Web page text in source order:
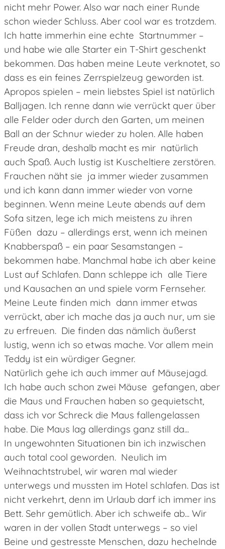
nicht mehr Power. Also war nach einer Runde
schon wieder Schluss. Aber cool war es trotzdem.
Ich hatte immerhin eine echte Startnummer –
und habe wie alle Starter ein T-Shirt geschenkt
bekommen. Das haben meine Leute verknotet, so
dass es ein feines Zerrspielzeug geworden ist.
Apropos spielen – mein liebstes Spiel ist natürlich
Balljagen. Ich renne dann wie verrückt quer über
alle Felder oder durch den Garten, um meinen
Ball an der Schnur wieder zu holen. Alle haben
Freude dran, deshalb macht es mir natürlich
auch Spaß. Auch lustig ist Kuscheltiere zerstören.
Frauchen näht sie ja immer wieder zusammen
und ich kann dann immer wieder von vorne
beginnen. Wenn meine Leute abends auf dem
Sofa sitzen, lege ich mich meistens zu ihren
Füßen dazu – allerdings erst, wenn ich meinen
Knabberspaß – ein paar Sesamstangen –
bekommen habe. Manchmal habe ich aber keine
Lust auf Schlafen. Dann schleppe ich alle Tiere
und Kausachen an und spiele vorm Fernseher.
Meine Leute finden mich dann immer etwas
verrückt, aber ich mache das ja auch nur, um sie
zu erfreuen. Die finden das nämlich äußerst
lustig, wenn ich so etwas mache. Vor allem mein
Teddy ist ein würdiger Gegner.
Natürlich gehe ich auch immer auf Mäusejagd.
Ich habe auch schon zwei Mäuse gefangen, aber
die Maus und Frauchen haben so gequietscht,
dass ich vor Schreck die Maus fallengelassen
habe. Die Maus lag allerdings ganz still da...
In ungewohnten Situationen bin ich inzwischen
auch total cool geworden. Neulich im
Weihnachtstrubel, wir waren mal wieder
unterwegs und mussten im Hotel schlafen. Das ist
nicht verkehrt, denn im Urlaub darf ich immer ins
Bett. Sehr gemütlich. Aber ich schweife ab... Wir
waren in der vollen Stadt unterwegs – so viel
Beine und gestresste Menschen, dazu hechelnde